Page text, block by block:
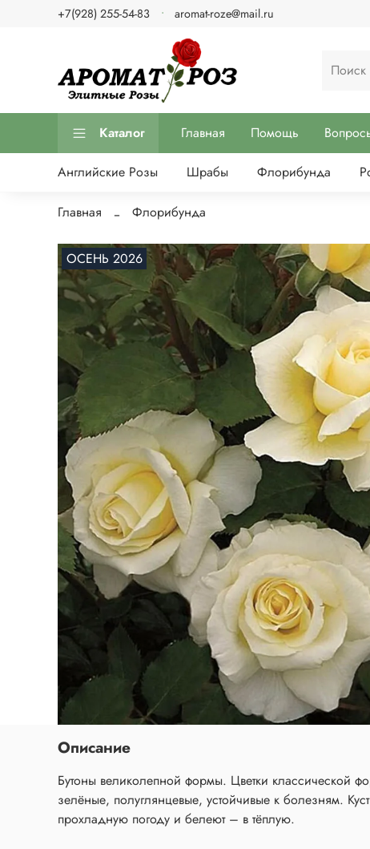
+7(928) 255-54-83 aromat-roze@mail.ru
Каталог Главная Помощь
Английские Розы Шрабы Флорибунда
Главная Флорибунда
ОСЕНЬ 2026
Описание
Бутоны великолепной формы. Цветки классической
зелёные, полуглянцевые, устойчивые к болезням.
прохладную погоду и белеют – в тёплую.